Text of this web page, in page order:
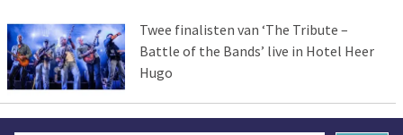
Twee finalisten van ‘The Tribute –
Battle of the Bands’ live in Hotel Heer
Hugo